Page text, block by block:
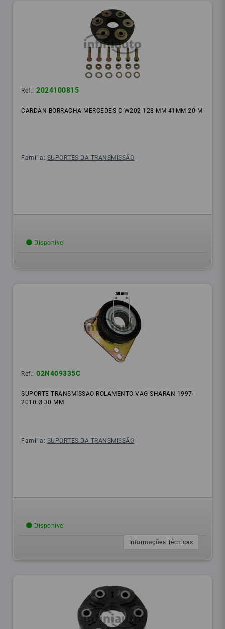
Ref.: 2024100815
CARDAN BORRACHA MERCEDES C W202 128 MM 41MM 20 M
Família: SUPORTES DA TRANSMISSÃO
Disponível
Ref.: 02N409335C
SUPORTE TRANSMISSAO ROLAMENTO VAG SHARAN 1997-
2010 Ø 30 MM
Família: SUPORTES DA TRANSMISSÃO
Disponível
Informações Técnicas